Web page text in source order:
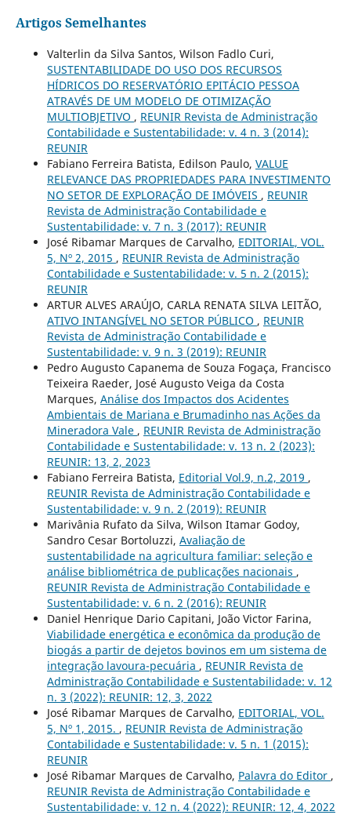
Artigos Semelhantes
Valterlin da Silva Santos, Wilson Fadlo Curi,
SUSTENTABILIDADE DO USO DOS RECURSOS
HÍDRICOS DO RESERVATÓRIO EPITÁCIO PESSOA
ATRAVÉS DE UM MODELO DE OTIMIZAÇÃO
MULTIOBJETIVO , REUNIR Revista de Administração
Contabilidade e Sustentabilidade: v. 4 n. 3 (2014):
REUNIR
Fabiano Ferreira Batista, Edilson Paulo, VALUE
RELEVANCE DAS PROPRIEDADES PARA INVESTIMENTO
NO SETOR DE EXPLORAÇÃO DE IMÓVEIS , REUNIR
Revista de Administração Contabilidade e
Sustentabilidade: v. 7 n. 3 (2017): REUNIR
José Ribamar Marques de Carvalho, EDITORIAL, VOL.
5, Nº 2, 2015 , REUNIR Revista de Administração
Contabilidade e Sustentabilidade: v. 5 n. 2 (2015):
REUNIR
ARTUR ALVES ARAÚJO, CARLA RENATA SILVA LEITÃO,
ATIVO INTANGÍVEL NO SETOR PÚBLICO , REUNIR
Revista de Administração Contabilidade e
Sustentabilidade: v. 9 n. 3 (2019): REUNIR
Pedro Augusto Capanema de Souza Fogaça, Francisco
Teixeira Raeder, José Augusto Veiga da Costa
Marques, Análise dos Impactos dos Acidentes
Ambientais de Mariana e Brumadinho nas Ações da
Mineradora Vale , REUNIR Revista de Administração
Contabilidade e Sustentabilidade: v. 13 n. 2 (2023):
REUNIR: 13, 2, 2023
Fabiano Ferreira Batista, Editorial Vol.9, n.2, 2019 ,
REUNIR Revista de Administração Contabilidade e
Sustentabilidade: v. 9 n. 2 (2019): REUNIR
Marivânia Rufato da Silva, Wilson Itamar Godoy,
Sandro Cesar Bortoluzzi, Avaliação de
sustentabilidade na agricultura familiar: seleção e
análise bibliométrica de publicações nacionais ,
REUNIR Revista de Administração Contabilidade e
Sustentabilidade: v. 6 n. 2 (2016): REUNIR
Daniel Henrique Dario Capitani, João Victor Farina,
Viabilidade energética e econômica da produção de
biogás a partir de dejetos bovinos em um sistema de
integração lavoura-pecuária , REUNIR Revista de
Administração Contabilidade e Sustentabilidade: v. 12
n. 3 (2022): REUNIR: 12, 3, 2022
José Ribamar Marques de Carvalho, EDITORIAL, VOL.
5, Nº 1, 2015. , REUNIR Revista de Administração
Contabilidade e Sustentabilidade: v. 5 n. 1 (2015):
REUNIR
José Ribamar Marques de Carvalho, Palavra do Editor ,
REUNIR Revista de Administração Contabilidade e
Sustentabilidade: v. 12 n. 4 (2022): REUNIR: 12, 4, 2022